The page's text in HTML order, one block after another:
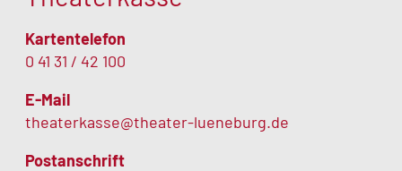
Kartentelefon
0 41 31 / 42 100
E-Mail
theaterkasse@theater-lueneburg.de
Postanschrift